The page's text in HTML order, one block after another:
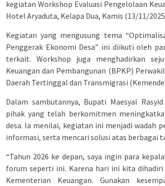
kegiatan Workshop Evaluasi Pengelolaan
Hotel Aryaduta, Kelapa Dua, Kamis (13/11/
Kegiatan yang mengusung tema
Penggerak Ekonomi Desa” ini diikuti oleh
terkait. Workshop juga menghadirkan
Keuangan dan Pembangunan (BPKP)
Daerah Tertinggal dan Transmigrasi
Dalam sambutannya, Bupati Maesyal
pihak yang telah berkomitmen
desa. Ia menilai, kegiatan ini menjadi wadah
informasi, serta mencari solusi atas berbagai
“Tahun 2026 ke depan, saya ingin para
forum seperti ini. Karena hari ini kita dihadiri
Kementerian Keuangan. Gunakan